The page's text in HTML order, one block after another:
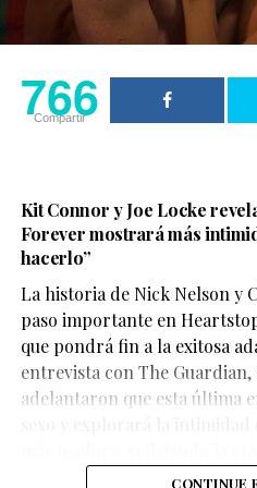
Aunque su participación no
metraje, el actor logra dejar
personaje,Sinon, juega un
aporta una mirada
766
Compartir
Kit Connor y Joe Locke
Forever mostrará más
hacerlo”
La historia de Nick Nelson y
paso importante en
que pondrá fin a la exitosa
entrevista con The
adelantaron que esta última
encuentran los personajes.
CONTINUE